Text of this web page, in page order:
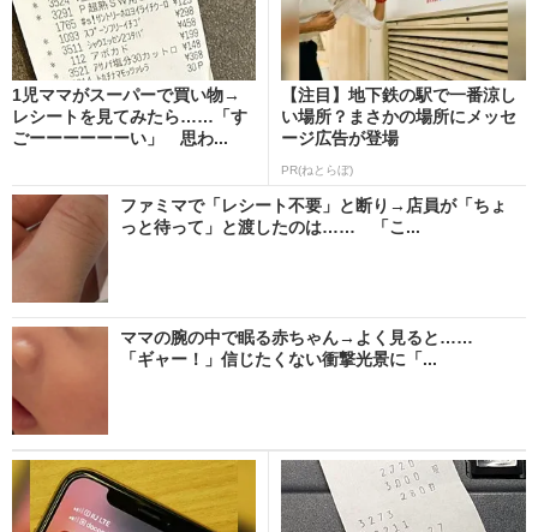
1児ママがスーパーで買い物→
レシートを見てみたら……「す
ごーーーーーーい」 思わ...
【注目】地下鉄の駅で一番涼し
い場所？まさかの場所にメッセ
ージ広告が登場
PR(ねとらぼ)
ファミマで「レシート不要」と断り→店員が「ちょ
っと待って」と渡したのは…… 「こ...
ママの腕の中で眠る赤ちゃん→よく見ると……
「ギャー！」信じたくない衝撃光景に「...